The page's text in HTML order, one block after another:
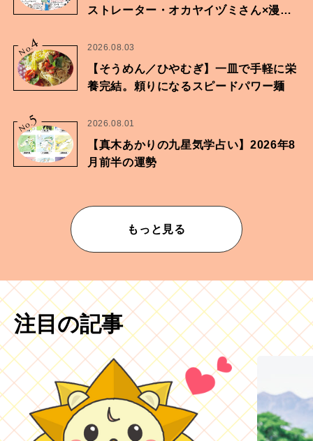
ストレーター・オカヤイヅミさん×漫画
No.4 2026.08.03
【そうめん／ひやむぎ】一皿で手軽に栄
養完結。頼りになるスピードパワー麺
No.5 2026.08.01
【真木あかりの九星気学占い】2026年8
月前半の運勢
もっと見る
注目の記事